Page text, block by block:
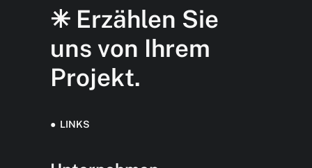
✳︎ Erzählen Sie
uns von Ihrem
Projekt.
● LINKS